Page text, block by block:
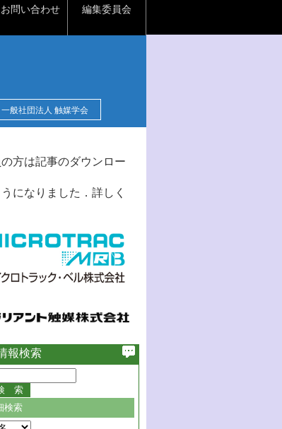
お問い合わせ 編集委員会
一般社団法人 触媒学会
方は記事のダウンロー
になりました．詳しく
報検索
検索